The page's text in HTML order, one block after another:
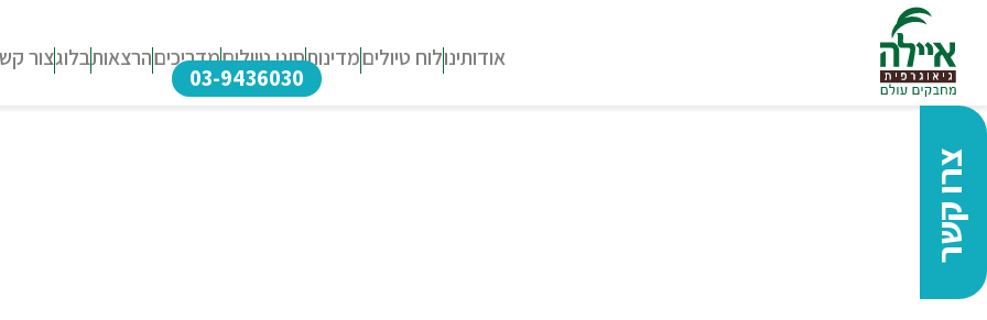
אודותינולוח טיוליםמדינותסוגי טיוליםמדריכיםהרצאותבלוגצור
03-9436030
צרו קשר